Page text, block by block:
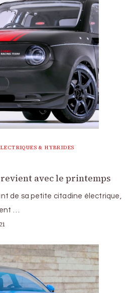
& HYBRIDES
avec le printemps
de sa petite citadine électrique,
…